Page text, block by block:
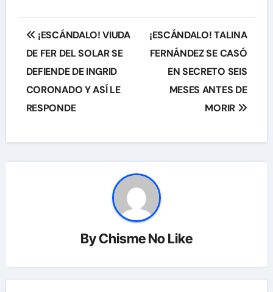
Navegación
de
entradas
¡ESCÁNDALO! VIUDA
DE FER DEL SOLAR SE
DEFIENDE DE INGRID
CORONADO Y ASÍ LE
RESPONDE
¡ESCÁNDALO! TALINA
FERNÁNDEZ SE CASÓ
EN SECRETO SEIS
MESES ANTES DE
MORIR
ByChisme No Like